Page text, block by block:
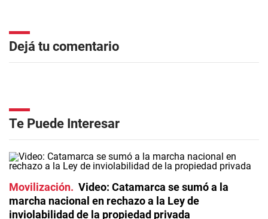
Dejá tu comentario
Te Puede Interesar
Movilización
Video: Catamarca se sumó a la
marcha nacional en rechazo a la Ley de
inviolabilidad de la propiedad privada